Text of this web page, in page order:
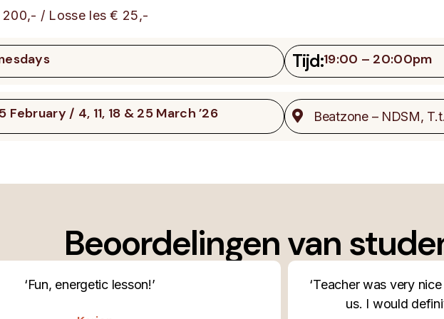
200,- / Losse les € 25,-
Tijd:19:00 – 20:00pm
February / 4, 11, 18 & 25 March ’26 Beatzone – NDSM,
Beoordelingen van
very nice and created a fun choreography for
‘I want to thank you
step to start dancing